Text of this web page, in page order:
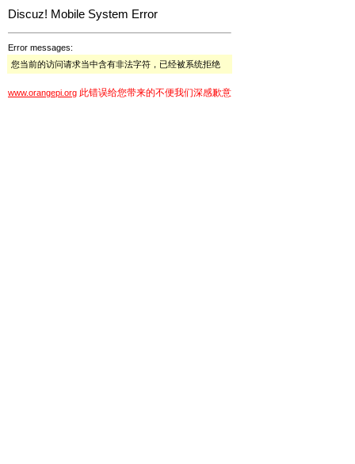
Discuz! Mobile System Error
Error messages:
您当前的访问请求当中含有非法字符，已经被系统拒绝
www.orangepi.org 此错误给您带来的不便我们深感歉意